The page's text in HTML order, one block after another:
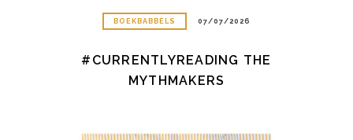
BOEKBABBELS 07/07/2026
#CURRENTLYREADING THE
MYTHMAKERS